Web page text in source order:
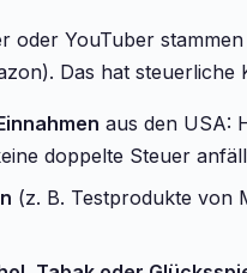
oder YouTuber
Das hat steuerliche
aus den USA:
doppelte Steuer
(z. B. Testprodukte von